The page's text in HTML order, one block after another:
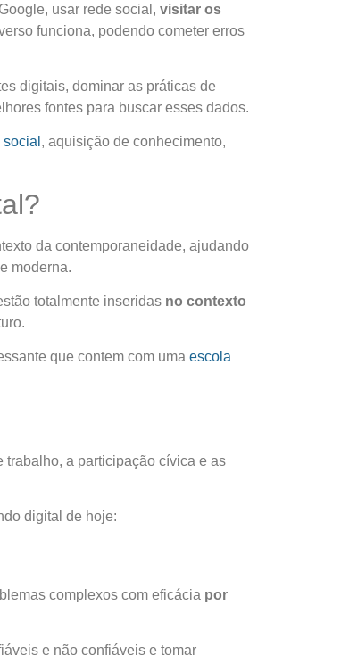
usar rede social, visitar os
funciona, podendo cometer erros
digitais, dominar as práticas de
fontes para buscar esses dados.
, aquisição de conhecimento,
da contemporaneidade, ajudando
moderna.
totalmente inseridas no contexto
que contem com uma escola
trabalho, a participação cívica e as
digital de hoje:
complexos com eficácia por
e não confiáveis e tomar